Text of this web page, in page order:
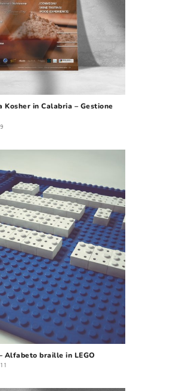
Kosher in Calabria – Gestione
Alfabeto braille in LEGO